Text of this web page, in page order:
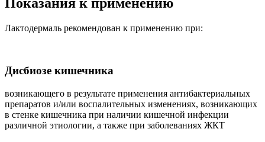
Лактодермаль рекомендован к применению при:
Дисбиозе кишечника
возникающего в результате применения антибактериальных
препаратов и/или воспалительных изменениях, возникающих
в стенке кишечника при наличии кишечной инфекции
различной этиологии, а также при заболеваниях ЖКТ